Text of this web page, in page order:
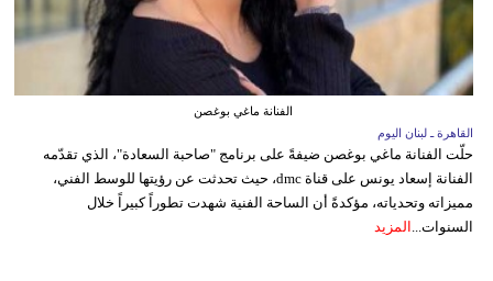
الفنانة ماغي بوغصن
القاهرة ـ لبنان اليوم
حلّت الفنانة ماغي بوغصن ضيفةً على برنامج "صاحبة السعادة"، الذي تقدّمه
الفنانة إسعاد يونس على قناة dmc، حيث تحدثت عن رؤيتها للوسط الفني،
مميزاته وتحدياته، مؤكدةً أن الساحة الفنية شهدت تطوراً كبيراً خلال
السنوات...
المزيد